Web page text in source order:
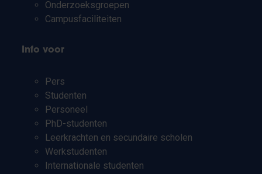
Onderzoeksgroepen
Campusfaciliteiten
Info voor
Pers
Studenten
Personeel
PhD-studenten
Leerkrachten en secundaire scholen
Werkstudenten
Internationale studenten